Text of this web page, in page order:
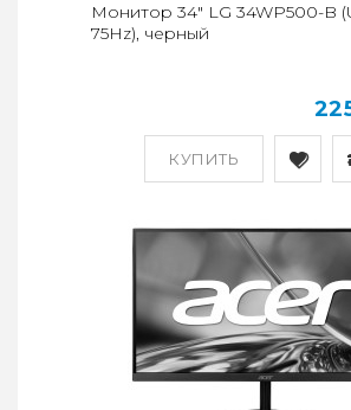
КУПИТЬ
Монитор 34" LG 34WP500-B
75Hz), черный